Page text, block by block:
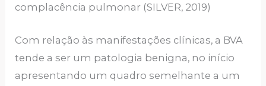
complacência pulmonar (SILVER, 2019)
Com relação às manifestações clínicas, a BVA
tende a ser um patologia benigna, no início
apresentando um quadro semelhante a um